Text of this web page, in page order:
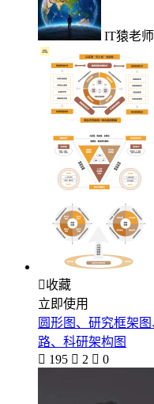
IT猿老师
收藏
立即使用
圆形图、研究框架
路、科研架构图
 195  2  0